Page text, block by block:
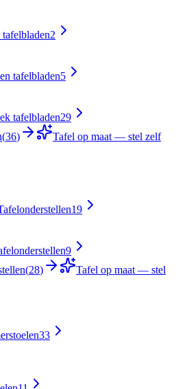
2
tafelbladen5
tafelbladen29
(36)
Tafel op maat — stel zelf
19
9
(28)
Tafel op maat — stel
33